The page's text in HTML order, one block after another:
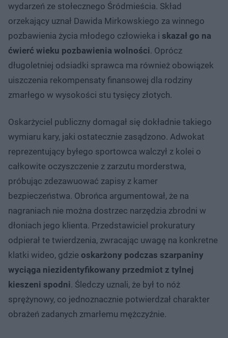
wydarzeń ze stołecznego Śródmieścia. Skład
orzekający uznał Dawida Mirkowskiego za winnego
pozbawienia życia młodego człowieka i skazał go na
ćwierć wieku pozbawienia wolności. Oprócz
długoletniej odsiadki sprawca ma również obowiązek
uiszczenia rekompensaty finansowej dla rodziny
zmarłego w wysokości stu tysięcy złotych.
Oskarżyciel publiczny domagał się dokładnie takiego
wymiaru kary, jaki ostatecznie zasądzono. Adwokat
reprezentujący byłego sportowca walczył z kolei o
całkowite oczyszczenie z zarzutu morderstwa,
próbując zdezawuować zapisy z kamer
bezpieczeństwa. Obrońca argumentował, że na
nagraniach nie można dostrzec narzędzia zbrodni w
dłoniach jego klienta. Przedstawiciel prokuratury
odpierał te twierdzenia, zwracając uwagę na konkretne
klatki wideo, gdzie oskarżony podczas szarpaniny
wyciąga niezidentyfikowany przedmiot z tylnej
kieszeni spodni. Śledczy uznali, że był to nóż
sprężynowy, co jednoznacznie potwierdzał charakter
obrażeń zadanych zmarłemu mężczyźnie.